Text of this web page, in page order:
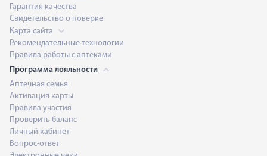
Гарантия качества
Свидетельство о поверке
Карта сайта
Рекомендательные технологии
Правила работы с аптеками
Программа лояльности
Аптечная семья
Активация карты
Правила участия
Проверить баланс
Личный кабинет
Вопрос-ответ